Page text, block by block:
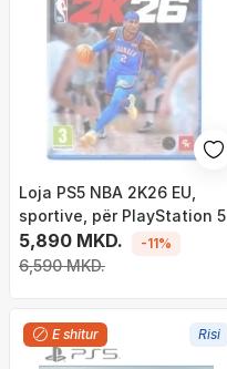
Loja PS5 NBA 2K26 EU,
sportive, për PlayStation 5
5,890 MKD.
6,590 MKD.
-11%
E shitur Risi